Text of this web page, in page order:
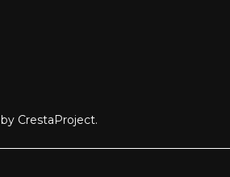
by CrestaProject.